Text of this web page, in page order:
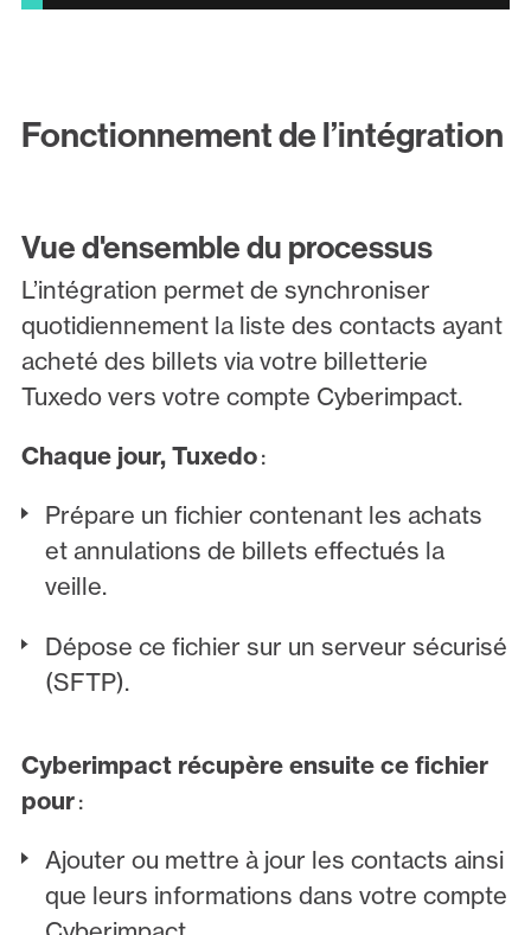
Fonctionnement de l’intégration
Vue d'ensemble du processus
L’intégration permet de synchroniser
quotidiennement la liste des contacts ayant
acheté des billets via votre billetterie
Tuxedo vers votre compte Cyberimpact.
Chaque jour, Tuxedo:
Prépare un fichier contenant les achats
et annulations de billets effectués la
veille.
Dépose ce fichier sur un serveur sécurisé
(SFTP).
Cyberimpact récupère ensuite ce fichier
pour:
Ajouter ou mettre à jour les contacts ainsi
que leurs informations dans votre compte